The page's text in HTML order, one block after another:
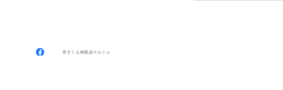
©すくも特産品マルシェ